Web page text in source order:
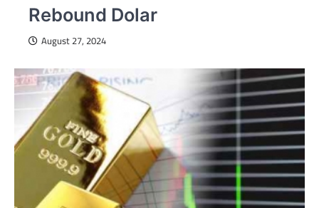
Rebound Dolar
August 27, 2024